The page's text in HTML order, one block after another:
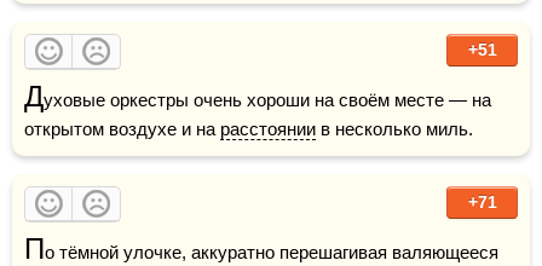
+51
Духовые оркестры очень хороши на своём месте — на
открытом воздухе и на расстоянии в несколько миль.
+71
По тёмной улочке, аккуратно перешагивая валяющееся